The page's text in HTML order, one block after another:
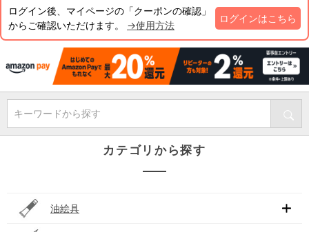
ログイン後、マイページの「クーポンの確認」
からご確認いただけます。 →使用方法
ログインはこちら
キーワードから探す
カテゴリから探す
油絵具